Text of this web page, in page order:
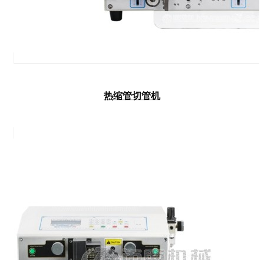
热缩管切管机